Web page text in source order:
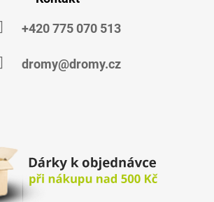
+420 775 070 513
dromy@dromy.cz